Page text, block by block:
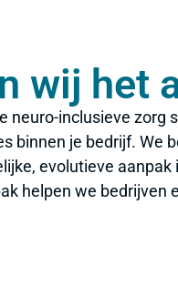
wij het
neuro-inclusieve
binnen je bedrijf.
evolutieve
helpen we